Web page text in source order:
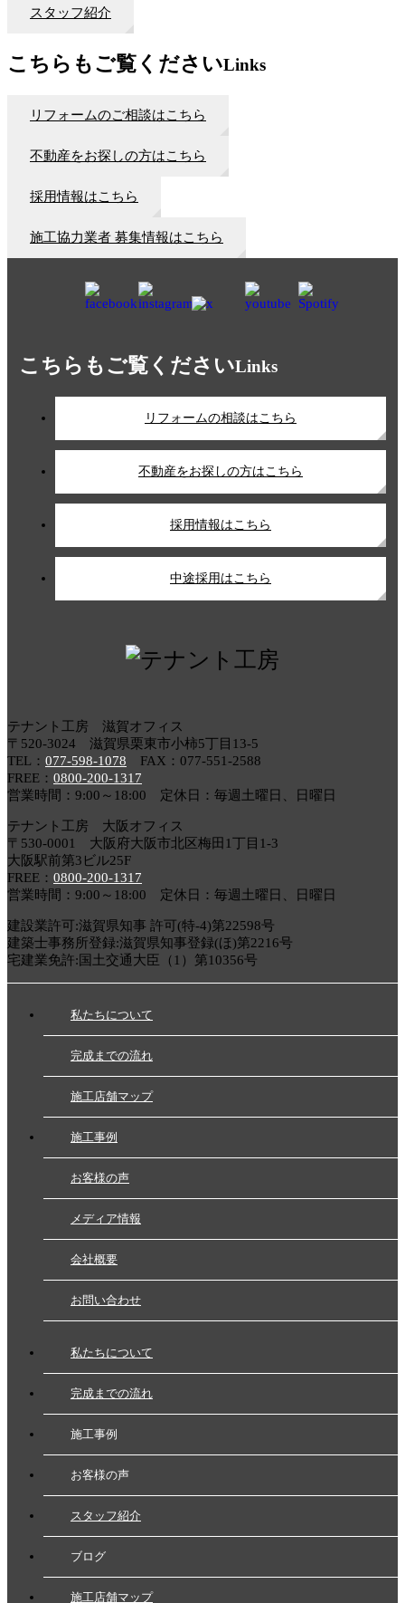
スタッフ紹介
こちらもご覧くださいLinks
リフォームのご相談はこちら
不動産をお探しの方はこちら
採用情報はこちら
施工協力業者 募集情報はこちら
こちらもご覧くださいLinks
リフォームの相談はこちら
不動産をお探しの方はこちら
採用情報はこちら
中途採用はこちら
テナント工房 滋賀オフィス
〒520-3024 滋賀県栗東市小柿5丁目13-5
TEL： 077-598-1078 FAX：077-551-2588
FREE： 0800-200-1317
営業時間：9:00～18:00 定休日：毎週土曜日、日曜日
テナント工房 大阪オフィス
〒530-0001 大阪府大阪市北区梅田1丁目1-3
大阪駅前第3ビル25F
FREE： 0800-200-1317
営業時間：9:00～18:00 定休日：毎週土曜日、日曜日
建設業許可:滋賀県知事 許可(特-4)第22598号
建築士事務所登録:滋賀県知事登録(ほ)第2216号
宅建業免許:国土交通大臣（1）第10356号
私たちについて
完成までの流れ
施工店舗マップ
施工事例
お客様の声
メディア情報
会社概要
お問い合わせ
私たちについて
完成までの流れ
施工事例
お客様の声
スタッフ紹介
ブログ
施工店舗マップ